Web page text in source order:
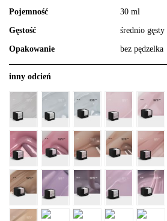
Pojemność 30 ml
Gęstość średnio gęsty
Opakowanie bez pędzelka
inny odcień